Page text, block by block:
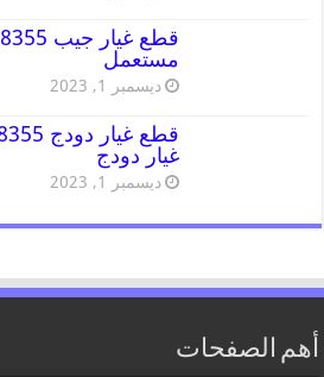
مستعمل
ديسمبر 1, 2023
غيار دودج
ديسمبر 1, 2023
أهم الصفحات